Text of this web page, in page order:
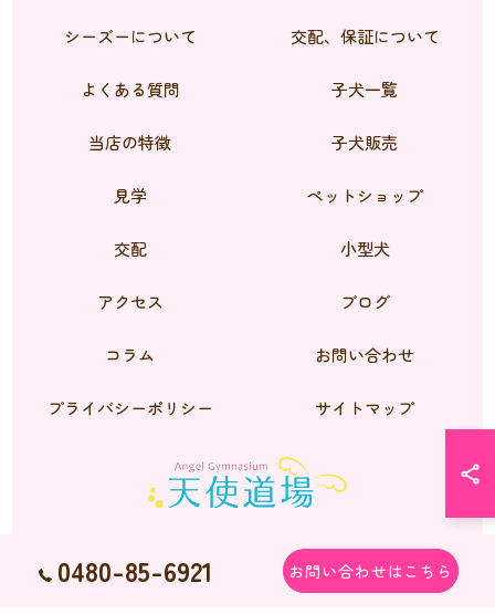
0480-85-6921 お問い合わせはこちら
シーズーについて 交配、保証について
よくある質問 子犬一覧
当店の特徴 子犬販売
見学 ペットショップ
交配 小型犬
アクセス ブログ
コラム お問い合わせ
プライバシーポリシー サイトマップ
© 2026 シーズーのブリーダーなら天使道場 ALL RIGHTS RESERVED.